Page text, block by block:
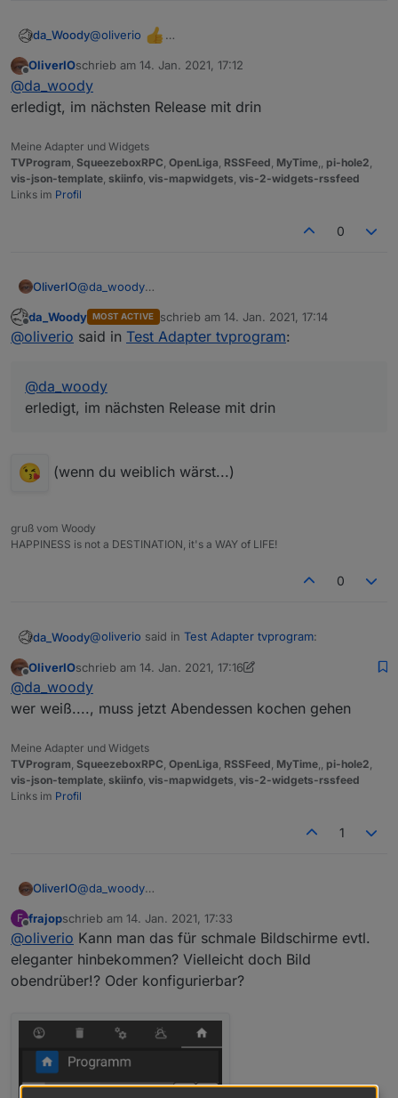
da_Woody@oliverio
prob! nur deine 125% sind für mich das problem.
das wär schön, wenn einstellbar. bei CSS bin ich
bisschen besser als ne kuh beim eislaufen... :D
Offline
OliverIOschrieb am 14. Jan. 2021, 17:12
zuletzt editiert von
@da_woody
erledigt, im nächsten Release mit drin
Meine Adapter und Widgets
TVProgram SqueezeboxRPC OpenLiga RSSFeed MyTime pi-hole2
vis-json-template skiinfo vis-mapwidgets vis-2-widgets-rssfeed
Links im Profil
0
OliverIO@da_woody
Offline
da_Woody MOST ACTIVE schrieb am 14. Jan. 2021, 17:14
zuletzt editiert von
@oliverio said in Test Adapter tvprogram:
@da_woody
erledigt, im nächsten Release mit drin
(wenn du weiblich wärst...)
gruß vom Woody
HAPPINESS is not a DESTINATION, it's a WAY of LIFE!
0
da_Woody@oliverio said in Test Adapter tvprogram:
erledigt, im nächsten Release mit drin
(wenn du weiblich wärst...)
Offline
OliverIOschrieb am 14. Jan. 2021, 17:16
zuletzt editiert von OliverIO
@da_woody
wer weiß...., muss jetzt Abendessen kochen gehen
Meine Adapter und Widgets
TVProgram, SqueezeboxRPC, OpenLiga, RSSFeed, MyTime,, pi-hole2,
vis-json-template, skiinfo, vis-mapwidgets, vis-2-widgets-rssfeed
Links im Profil
1
OliverIO@da_woody
F
Offline
frajopschrieb am 14. Jan. 2021, 17:33
zuletzt editiert von
@oliverio Kann man das für schmale Bildschirme evtl.
eleganter hinbekommen? Vielleicht doch Bild
obendrüber!? Oder konfigurierbar?